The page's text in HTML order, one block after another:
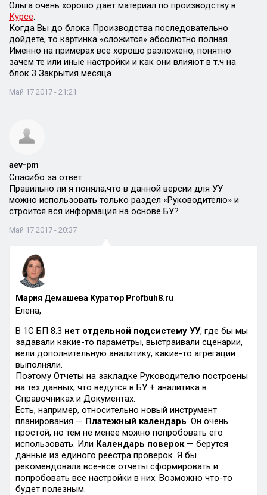
Ольга очень хорошо дает материал по производству в
Курсе.
Когда Вы до блока Производства последовательно
дойдете, то картинка «сложится» абсолютно полная.
Именно на примерах все хорошо разложено, понятно
зачем те или иные настройки и как они влияют в т.ч на
блок 3 Закрытия месяца.
Май 17 2017 - 21:21
aev-pm
Спасибо за ответ.
Правильно ли я поняла,что в данной версии для УУ
можно использовать только раздел «Руководителю» и
строится вся информация на основе БУ?
Май 17 2017 - 20:37
Мария Демашева Куратор Profbuh8.ru
Елена,
В 1С БП 8.3 нет отдельной подсистему УУ, где бы мы
задавали какие-то параметры, выстраивали сценарии,
вели дополнительную аналитику, какие-то агрегации
выполняли.
Поэтому Отчеты на закладке Руководителю построены
на тех данных, что ведутся в БУ + аналитика в
Справочниках и Документах.
Есть, например, относительно новый инструмент
планирования — Платежный календарь. Он очень
простой, но тем не менее можно попробовать его
использовать. Или Календарь поверок— берутся
данные из единого реестра проверок. Я бы
рекомендовала все-все отчеты сформировать и
попробовать все настройки в них. Возможно что-то
будет полезным.